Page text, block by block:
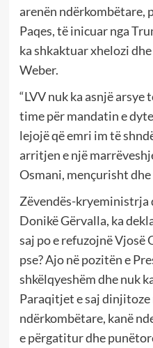
arenën ndërkombëtare,
Paqes, të inicuar nga
ka shkaktuar xhelozi
Weber.
“LVV nuk ka asnjë arsye
time për mandatin e
lejojë që emri im të
arritjen e një
Osmani, mençurisht
Zëvendës-kryeministrja
Donikë Gërvalla, ka
saj po e refuzojnë Vjosë
pse? Ajo në pozitën e
shkëlqyeshëm dhe nuk
Paraqitjet e saj
ndërkombëtare, kanë
e përgatitur dhe